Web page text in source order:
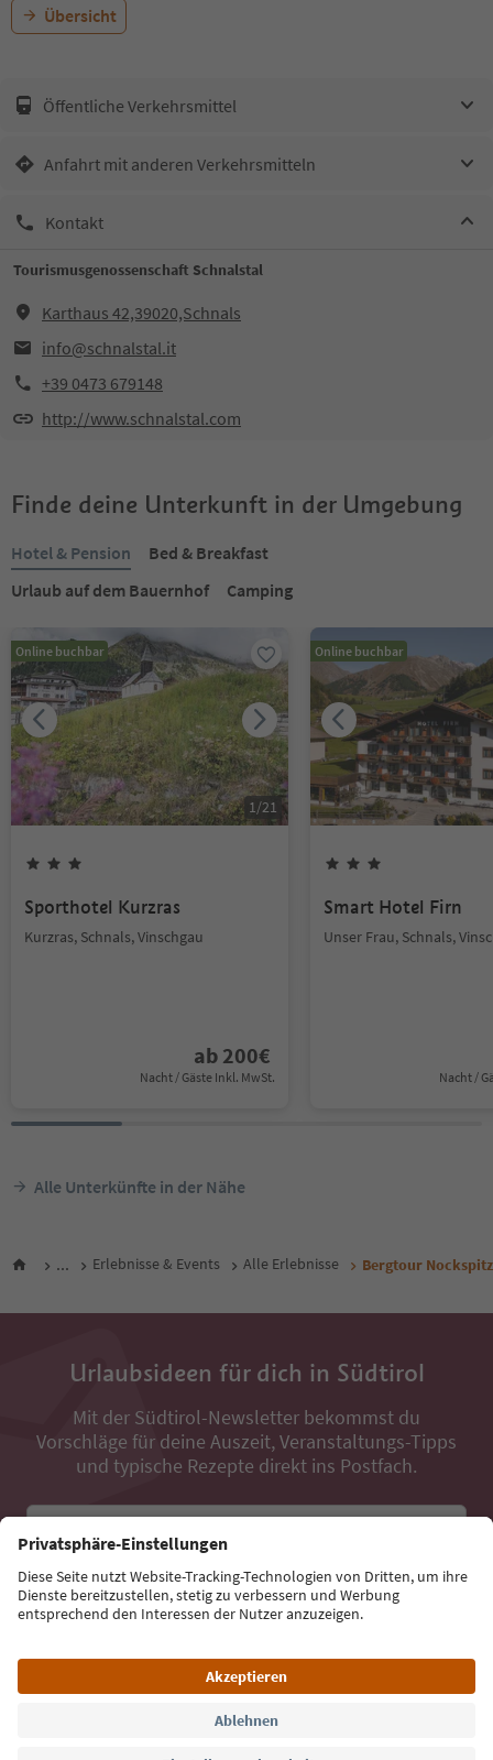
Übersicht
Öffentliche Verkehrsmittel
Anfahrt mit anderen Verkehrsmitteln
Kontakt
Tourismusgenossenschaft Schnalstal
Karthaus 42,39020,Schnals
info@schnalstal.it
+39 0473 679148
http://www.schnalstal.com
Finde deine Unterkunft in der Umgebung
Hotel & Pension
Bed & Breakfast
Urlaub auf dem Bauernhof
Camping
Online buchbar
1/21
Sporthotel Kurzras
Kurzras, Schnals, Vinschgau
ab 200€
Nacht / Gäste Inkl. MwSt.
Online buchbar
Smart Hotel Firn
Unser Frau, Schnals,
Nacht /
Alle Unterkünfte in der Nähe
... Erlebnisse & Events Alle Erlebnisse Bergtour
Urlaubsideen für dich in Südtirol
Mit der Südtirol-Newsletter bekommst du
Vorschläge für deine Auszeit, Veranstaltungs-Tipps
und typische Rezepte direkt ins Postfach.
Jetzt anmelden